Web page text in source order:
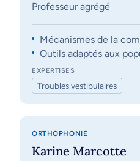
Professeur agrégé
Mécanismes de la
Outils adaptés aux
EXPERTISES
Troubles vestibulaires
ORTHOPHONIE
Karine Marcotte